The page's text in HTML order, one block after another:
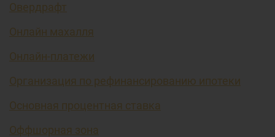
Овердрафт
Онлайн махалля
Онлайн-платежи
Организация по рефинансированию ипотеки
Основная процентная ставка
Оффшорная зона